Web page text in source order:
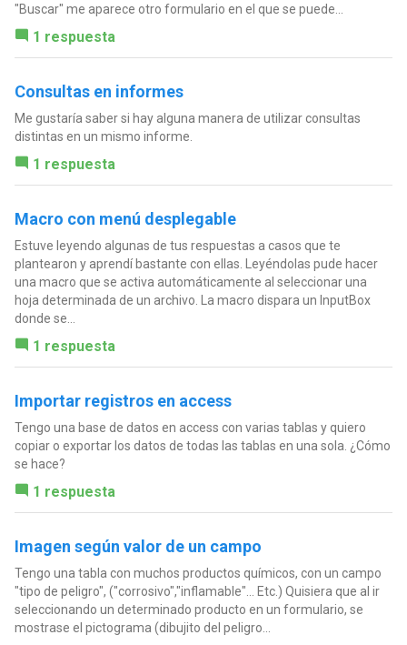
"Buscar" me aparece otro formulario en el que se puede...
1 respuesta
Consultas en informes
Me gustaría saber si hay alguna manera de utilizar consultas
distintas en un mismo informe.
1 respuesta
Macro con menú desplegable
Estuve leyendo algunas de tus respuestas a casos que te
plantearon y aprendí bastante con ellas. Leyéndolas pude hacer
una macro que se activa automáticamente al seleccionar una
hoja determinada de un archivo. La macro dispara un InputBox
donde se...
1 respuesta
Importar registros en access
Tengo una base de datos en access con varias tablas y quiero
copiar o exportar los datos de todas las tablas en una sola. ¿Cómo
se hace?
1 respuesta
Imagen según valor de un campo
Tengo una tabla con muchos productos químicos, con un campo
"tipo de peligro", ("corrosivo","inflamable"... Etc.) Quisiera que al ir
seleccionando un determinado producto en un formulario, se
mostrase el pictograma (dibujito del peligro...